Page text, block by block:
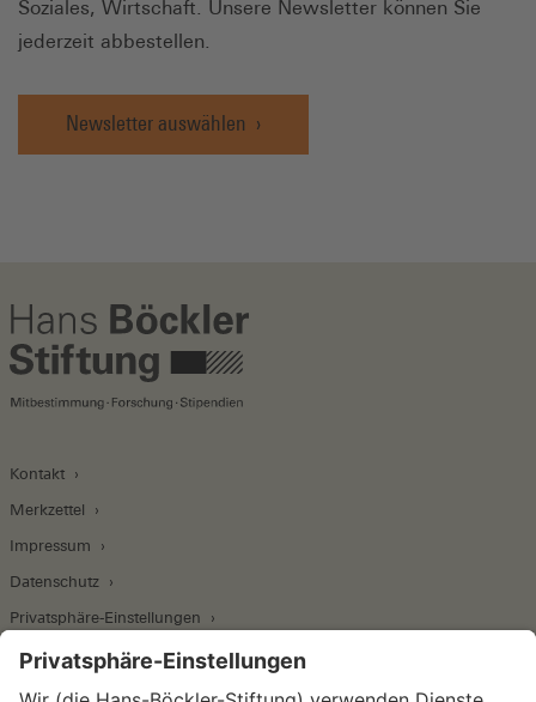
Soziales, Wirtschaft. Unsere Newsletter können Sie
jederzeit abbestellen.
Newsletter auswählen
Kontakt
Merkzettel
Impressum
Datenschutz
Privatsphäre-Einstellungen